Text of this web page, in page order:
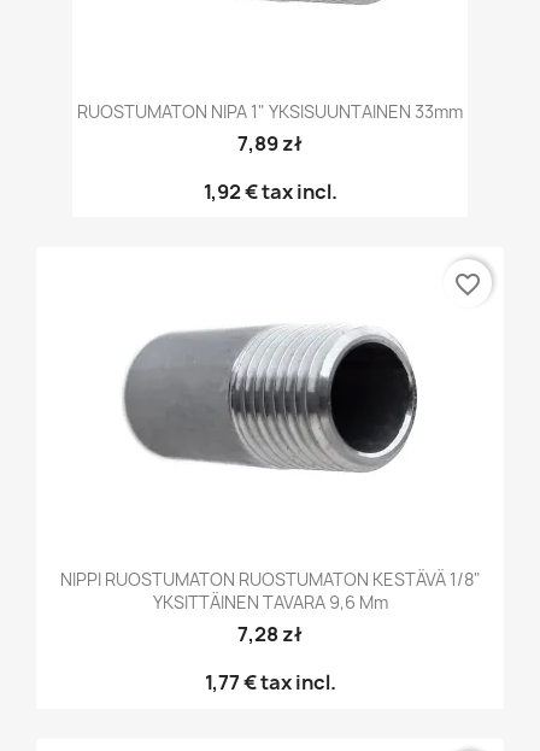
RUOSTUMATON NIPA 1" YKSISUUNTAINEN 33mm
7,89 zł
1,92 €tax incl.
NIPPI RUOSTUMATON RUOSTUMATON KESTÄVÄ 1/8"
YKSITTÄINEN TAVARA 9,6 Mm
7,28 zł
1,77 €tax incl.
favorite_border